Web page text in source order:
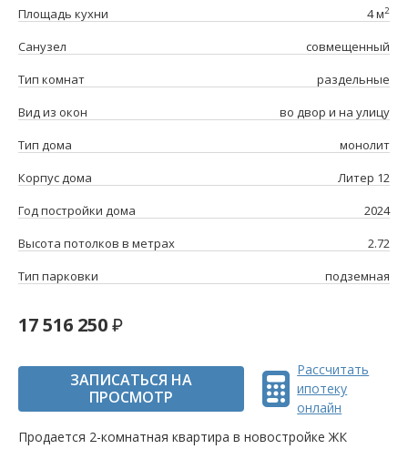
Площадь кухни 4 м2
Санузел
совмещенный
Тип комнат
раздельные
Вид из окон
во двор и на улицу
Тип дома
монолит
Корпус дома
Литер 12
Год постройки дома
2024
Высота потолков в метрах
2.72
Тип парковки
подземная
17 516 250
ЗАПИСАТЬСЯ НА
ПРОСМОТР
Рассчитать
ипотеку
онлайн
Продается 2-комнатная квартира в новостройке ЖК